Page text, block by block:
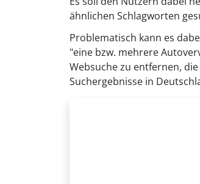
ähnlichen Schlagworten
Problematisch kann es
"eine bzw. mehrere
Websuche zu entfernen,
Suchergebnisse in